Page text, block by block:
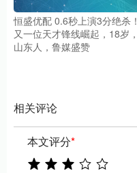
恒盛优配 0.6秒上演3分绝杀！
又一位天才锋线崛起，18岁，
山东人，鲁媒盛赞
相关评论
本文评分*